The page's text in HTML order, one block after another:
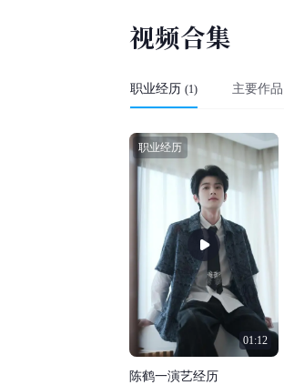
视频合集
职业经历 (1) 主要作品
01:12
职业经历
陈鹤一演艺经历